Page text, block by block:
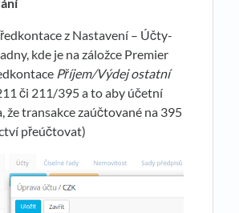
z Nastavení – Účty-
kde je na záložce Premier
Příjem/Výdej ostatní
či 211/395 a to aby účetní
že transakce zaúčtované na 395
přeúčtovat)